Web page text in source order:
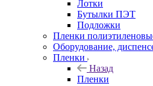
Лотки
Бутылки ПЭТ
Подложки
Пленки
Оборудование,
Пленки
Назад
Пленки